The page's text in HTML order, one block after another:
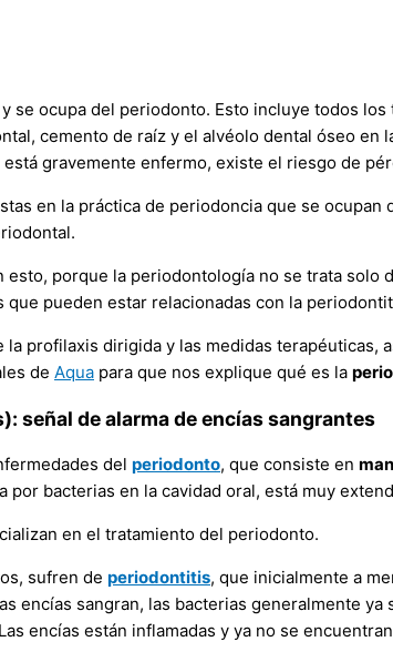
se ocupa del periodonto. Esto incluye todos
cemento de raíz y el alvéolo dental óseo
gravemente enfermo, existe el riesgo de
en la práctica de periodoncia que se
esto, porque la periodontología no se trata solo
pueden estar relacionadas con la
la profilaxis dirigida y las medidas
de Aqua para que nos explique qué es la
: señal de alarma de encías sangrantes
del periodonto, que consiste en
bacterias en la cavidad oral, está muy
en el tratamiento del periodonto.
sufren de periodontitis, que inicialmente a
encías sangran, las bacterias generalmente
encías están inflamadas y ya no se